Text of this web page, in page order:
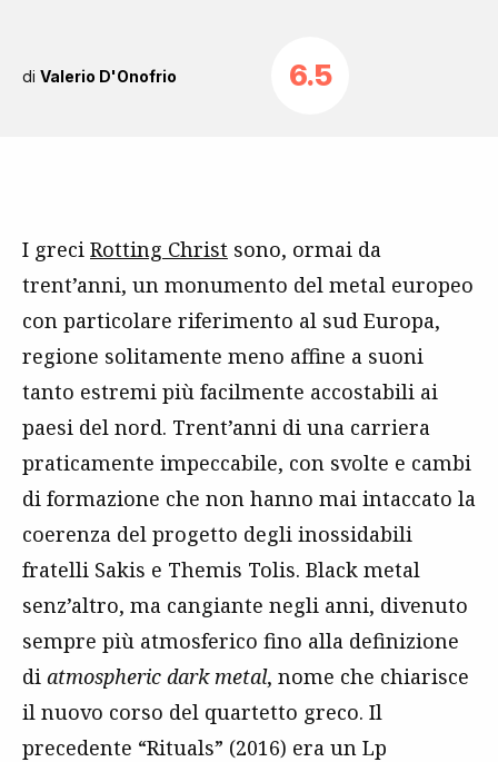
di Valerio D'Onofrio 6.5
I greci Rotting Christ sono, ormai da
trent’anni, un monumento del metal europeo
con particolare riferimento al sud Europa,
regione solitamente meno affine a suoni
tanto estremi più facilmente accostabili ai
paesi del nord. Trent’anni di una carriera
praticamente impeccabile, con svolte e cambi
di formazione che non hanno mai intaccato la
coerenza del progetto degli inossidabili
fratelli Sakis e Themis Tolis. Black metal
senz’altro, ma cangiante negli anni, divenuto
sempre più atmosferico fino alla definizione
di atmospheric dark metal, nome che chiarisce
il nuovo corso del quartetto greco. Il
precedente “Rituals” (2016) era un Lp